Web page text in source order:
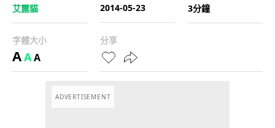
艾露貓
2014-05-23
3分鐘
字體大小
AAA
分享
ADVERTISEMENT